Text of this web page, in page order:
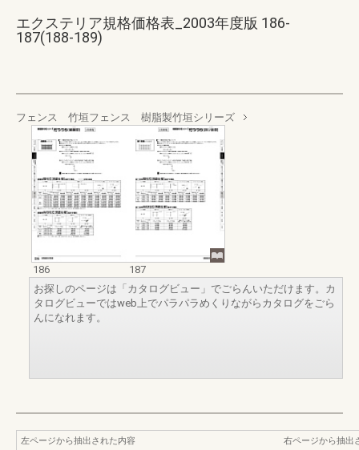
エクステリア規格価格表_2003年度版 186-
187(188-189)
フェンス 竹垣フェンス 樹脂製竹垣シリーズ
186
187
お探しのページは「カタログビュー」でごらんいただけます。カ
タログビューではweb上でパラパラめくりながらカタログをごら
んになれます。
左ページから抽出された内容
右ページから抽出